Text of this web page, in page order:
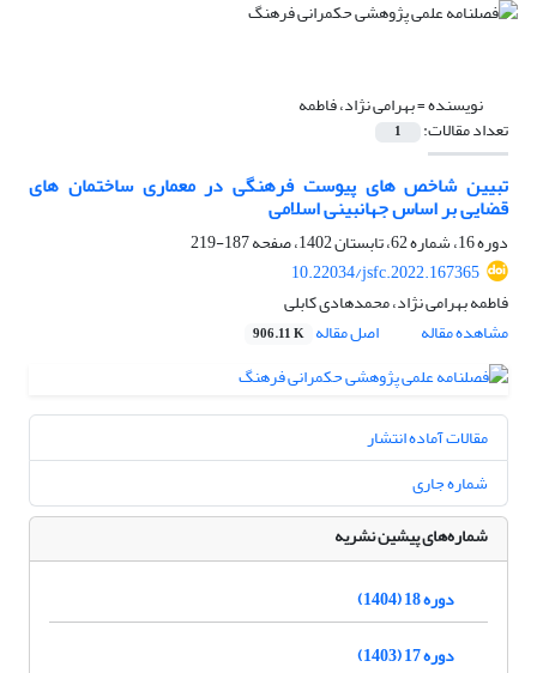
نویسنده =بهرامی نژاد، فاطمه
تعداد مقالات: 1
تبیین شاخص های پیوست فرهنگی در معماری ساختمان های
قضایی بر اساس جهانبینی اسلامی
دوره 16، شماره 62، تابستان 1402، صفحه
187-219
10.22034/jsfc.2022.167365
فاطمه بهرامی نژاد، محمدهادی کابلی
مشاهده مقاله
اصل مقاله 906.11 K
مقالات آماده انتشار
شماره جاری
شماره‌های پیشین نشریه
دوره 18 (1404)
دوره 17 (1403)